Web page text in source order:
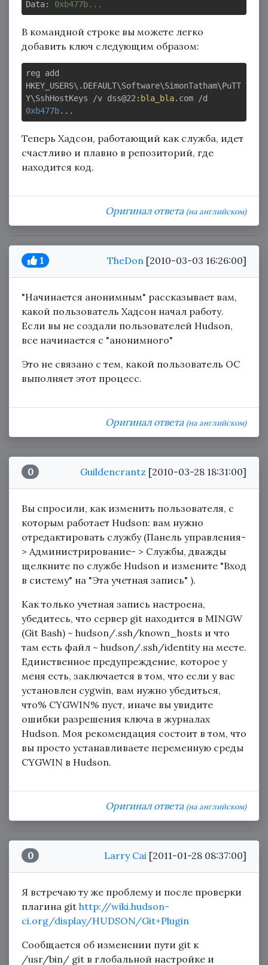
Data: 0xb477b...
В командной строке вы можете легко
добавить ключ следующим образом:
reg add
HKEY_USERS\.DEFAULT\Software\SimonTatham\PuTT
Y\SshHostKeys /v dss@22 :bla_bla
0xb477b
Теперь Хадсон, работающий как служба, идет
счастливо и плавно в репозиторий, где
находится код.
Оригинал ответа (на английском)
1 TheDon [2010-03-03 16:26:00]
"Начинается анонимным" рассказывает вам,
какой пользователь Хадсон начал работу.
Если вы не создали пользователей Hudson,
все начинается с "анонимного"
Это не связано с тем, какой пользователь ОС
выполняет этот процесс.
Оригинал ответа (на английском)
0 Guildencrantz [2010-03-28 18:31:00]
Вы спросили, как изменить пользователя, с
которым работает Hudson: вам нужно
отредактировать службу (Панель управления-
> Администрирование- > Службы, дважды
щелкните по службе Hudson и измените "Вход
в систему" ​​на "Эта учетная запись" ).
Как только учетная запись настроена,
убедитесь, что сервер git находится в MINGW
(Git Bash) ~ hudson/.ssh/known_hosts и что
там есть файл ~ hudson/.ssh/identity на месте.
Единственное предупреждение, которое у
меня есть, заключается в том, что если у вас
установлен cygwin, вам нужно убедиться,
что% CYGWIN% пуст, иначе вы увидите
ошибки разрешения ключа в журналах
Hudson. Моя рекомендация состоит в том, что
вы просто устанавливаете переменную среды
CYGWIN в Hudson.
Оригинал ответа (на английском)
0 Larry Cai [2011-01-28 08:37:00]
Я встречаю ту же проблему и после проверки
плагина git http://wiki.hudson-
ci.org/display/HUDSON/Git+Plugin
Сообщается об изменении пути git к
/usr/bin/ git в глобальной настройке и